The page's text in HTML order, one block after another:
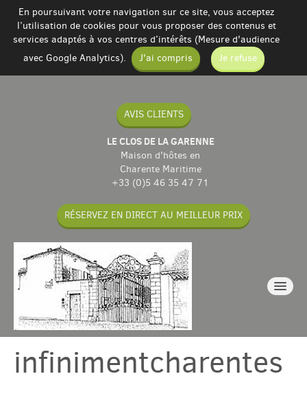
En poursuivant votre navigation sur ce site, vous acceptez
l’utilisation de cookies pour vous proposer des contenus et
services adaptés à vos centres d’intérêts (Mesure d'audience
avec Google Analytics).
J'ai compris Je refuse
AVIS CLIENTS
LE CLOS DE LA GARENNE
Maison d'hôtes en
Charente Maritime
+33 (0)5 46 35 47 71
RÉSERVEZ EN DIRECT AU MEILLEUR PRIX
Chambres & table
infinimentcharentes